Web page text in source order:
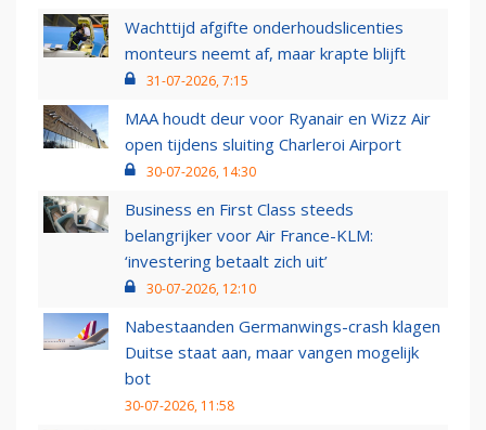
Wachttijd afgifte onderhoudslicenties
monteurs neemt af, maar krapte blijft
31-07-2026, 7:15
MAA houdt deur voor Ryanair en Wizz Air
open tijdens sluiting Charleroi Airport
30-07-2026, 14:30
Business en First Class steeds
belangrijker voor Air France-KLM:
‘investering betaalt zich uit’
30-07-2026, 12:10
Nabestaanden Germanwings-crash klagen
Duitse staat aan, maar vangen mogelijk
bot
30-07-2026, 11:58